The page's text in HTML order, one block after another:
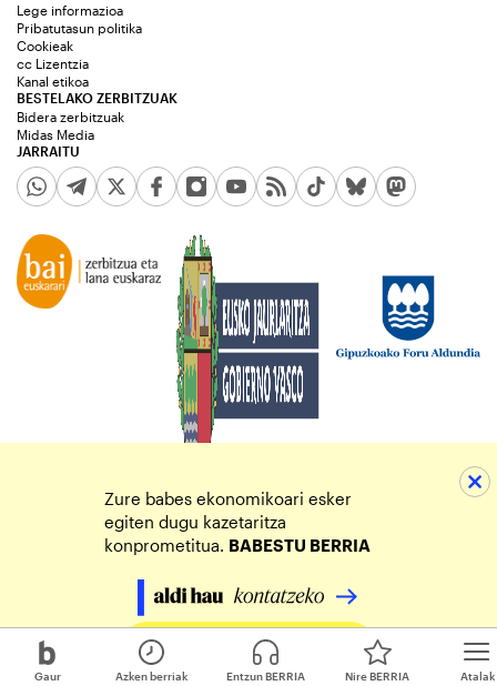
Gaur Atalak
Azken berriak Entzun BERRIA Nire BERRIA
JARRAITU
Lege informazioa
Pribatutasun politika
Cookieak
cc Lizentzia
Kanal etikoa
BESTELAKO ZERBITZUAK
Bidera zerbitzuak
Midas Media
Zure babes ekonomikoari esker
egiten dugu kazetaritza
konprometitua. BABESTU BERRIA
Egin zure ekarpena